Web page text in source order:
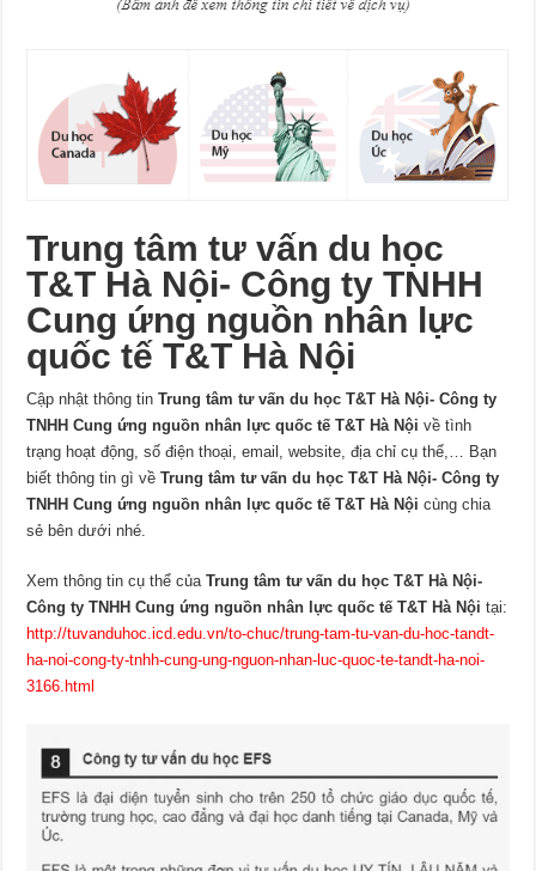
Trung tâm tư vấn du học
T&T Hà Nội- Công ty TNHH
Cung ứng nguồn nhân lực
quốc tế T&T Hà Nội
Cập nhật thông tinTrung tâm tư vấn du học T&T Hà Nội- Công ty
TNHH Cung ứng nguồn nhân lực quốc tế T&T Hà Nội về tình
trạng hoạt động, số điện thoại, email, website, địa chỉ cụ thể,… Bạn
biết thông tin gì vềTrung tâm tư vấn du học T&T Hà Nội- Công ty
TNHH Cung ứng nguồn nhân lực quốc tế T&T Hà Nội cùng chia
sẻ bên dưới nhé.
Xem thông tin cụ thể củaTrung tâm tư vấn du học T&T Hà Nội-
Công ty TNHH Cung ứng nguồn nhân lực quốc tế T&T Hà Nội tại:
http://tuvanduhoc.icd.edu.vn/to-chuc/trung-tam-tu-van-du-hoc-tandt-
ha-noi-cong-ty-tnhh-cung-ung-nguon-nhan-luc-quoc-te-tandt-ha-noi-
3166.html